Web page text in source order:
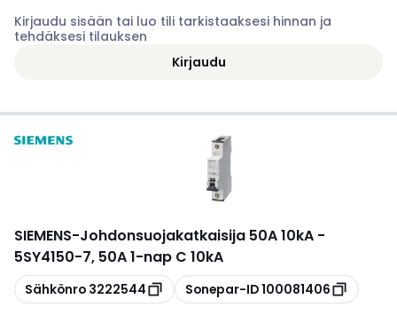
Kirjaudu sisään tai luo tili tarkistaaksesi hinnan ja
tehdäksesi tilauksen
Kirjaudu
SIEMENS-Johdonsuojakatkaisija 50A 10kA -
5SY4150-7, 50A 1-nap C 10kA
Kopioi
Sähkönro 3222544 Kopioi
Sonepar-ID100081406